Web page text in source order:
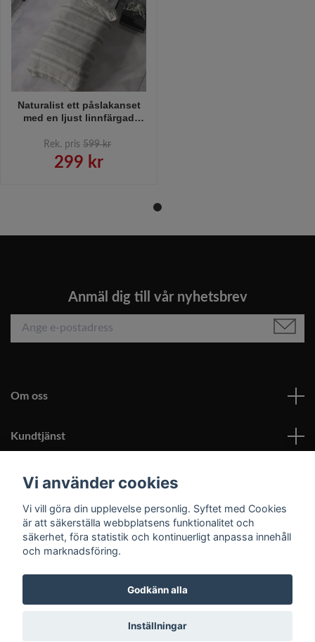
Naturalist ett påslakanset
med en ljust linnfärgad
mönster i bomull med
dragkedja i botten.
Rek. pris 599 kr
299 kr
Anmäl dig till vår nyhetsbrev
Om oss
Kundtjänst
Läs mer
Sociala medier
© 2026 Roomoutlet.se
Vi använder cookies
Vi vill göra din upplevelse personlig. Syftet med Cookies
är att säkerställa webbplatsens funktionalitet och
säkerhet, föra statistik och kontinuerligt anpassa innehåll
och marknadsföring.
Godkänn alla
Inställningar